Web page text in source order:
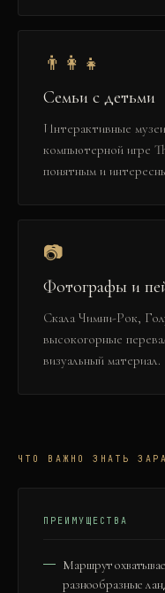
👨‍👩‍👧
Семьи с детьми
Интерактивные
компьютерной игре
понятным и
📷
Фотографы и
Скала Чимни-Рок,
высокогорные
визуальный материал.
ЧТО ВАЖНО ЗНАТЬ
ПРЕИМУЩЕСТВА
Маршрут
разнообразные